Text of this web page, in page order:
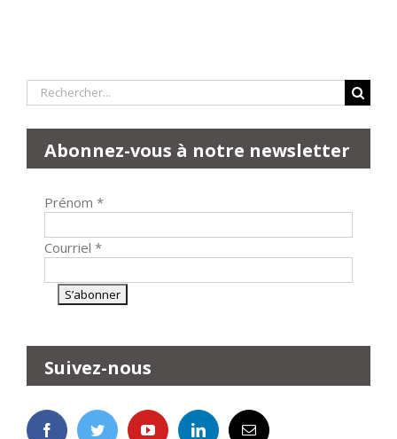
Rechercher:
Abonnez-vous à notre newsletter
Prénom *
Courriel *
Suivez-nous